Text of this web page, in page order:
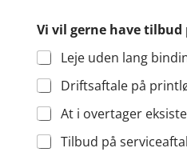
a
v
e
B
y
U
d
s
k
Vi vil gerne have tilbud
Leje uden lang
Driftsaftale på
At i overtager
Tilbud på